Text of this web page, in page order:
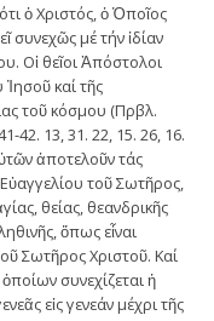
ὁ Χριστός, ὁ Ὁποῖος
συνεχῶς μέ τήν ἰδίαν
Οἱ θεῖοι Ἀπόστολοι
Ἰησοῦ καί τῆς
τοῦ κόσμου (Πρβλ.
42. 13, 31. 22, 15. 26, 16.
ἀποτελοῦν τάς
τοῦ Σωτῆρος,
θείας, θεανδρικῆς
ὅπως εἶναι
Σωτῆρος Χριστοῦ. Καί
συνεχίζεται ἡ
εἰς γενεάν μέχρι τῆς